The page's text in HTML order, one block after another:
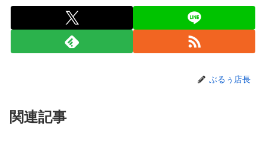
ぶるぅ店長
関連記事